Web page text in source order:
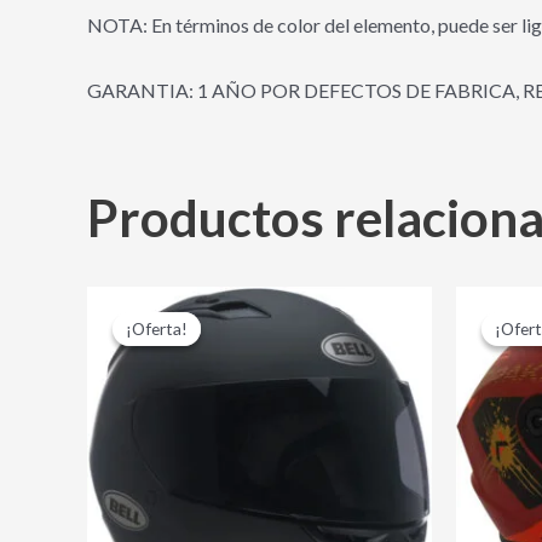
NOTA: En términos de color del elemento, puede ser
GARANTIA: 1 AÑO POR DEFECTOS DE FABRICA,
Productos
¡Oferta!
¡Oferta!
El
precio
original
$ 599,000.00.
El
actual
$ 489,000.00. tiene
múltiples
variantes.
Las
opciones